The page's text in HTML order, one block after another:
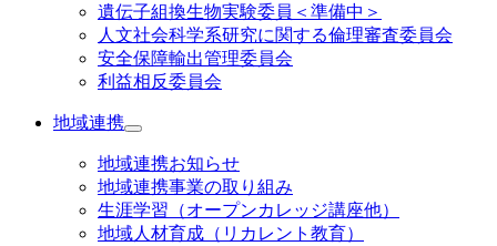
遺伝子組換生物実験委員＜準備中＞
人文社会科学系研究に関する倫理審査委員会
安全保障輸出管理委員会
利益相反委員会
地域連携
地域連携お知らせ
地域連携事業の取り組み
生涯学習（オープンカレッジ講座他）
地域人材育成（リカレント教育）